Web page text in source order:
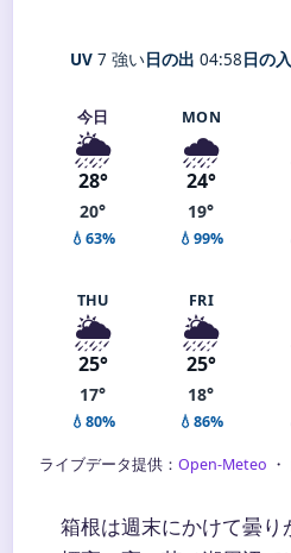
UV 7 強い日の出 04:58日の入
今日
🌦️
28°
20°
💧63%
MON
🌧️
24°
19°
💧99%
THU
🌦️
25°
17°
💧80%
FRI
🌦️
25°
18°
💧86%
ライブデータ提供： Open-Meteo
箱根は週末にかけて曇り